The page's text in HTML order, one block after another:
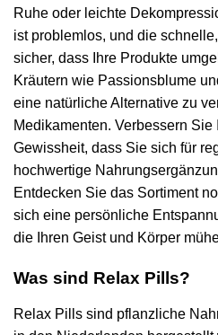
Ruhe oder leichte
ist problemlos, und die
sicher, dass Ihre Produkte
Kräutern wie Passionsblume
eine natürliche Alternative zu
Medikamenten. Verbessern Sie
Gewissheit, dass Sie sich für
hochwertige
Entdecken Sie das Sortiment
sich eine persönliche
die Ihren Geist und Körper
Was sind Relax Pills?
Relax Pills sind pflanzliche